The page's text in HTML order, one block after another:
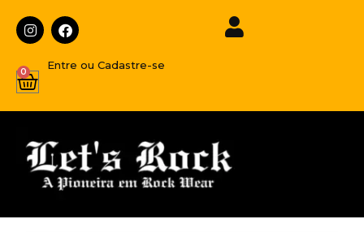
Entre ou Cadastre-se
0